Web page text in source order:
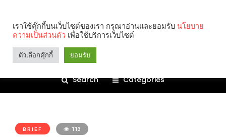
Search Categories
BRIEF 113
เราใช้คุ๊กกี้บนเว็บไซต์ของเรา กรุณาอ่านและยอมรับ นโยบาย
ความเป็นส่วนตัว เพื่อใช้บริการเว็บไซต์
ตัวเลือกคุ๊กกี้ ยอมรับ